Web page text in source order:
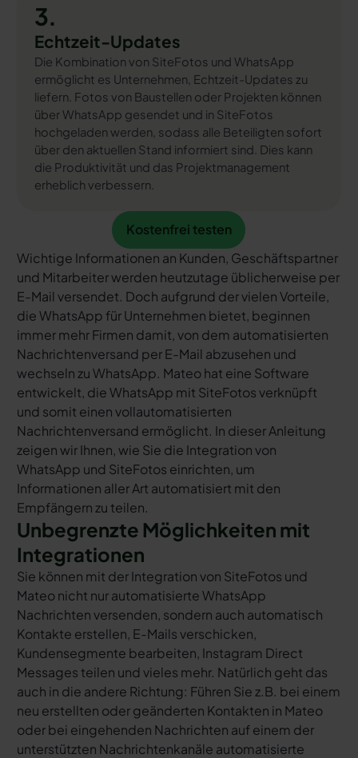
3.
Echtzeit-Updates
Die Kombination von SiteFotos und WhatsApp
ermöglicht es Unternehmen, Echtzeit-Updates zu
liefern. Fotos von Baustellen oder Projekten können
über WhatsApp gesendet und in SiteFotos
hochgeladen werden, sodass alle Beteiligten sofort
über den aktuellen Stand informiert sind. Dies kann
die Produktivität und das Projektmanagement
erheblich verbessern.
Kostenfrei testen
Kostenfrei testen
Wichtige Informationen an Kunden, Geschäftspartner
und Mitarbeiter werden heutzutage üblicherweise per
E-Mail versendet. Doch aufgrund der vielen Vorteile,
die WhatsApp für Unternehmen bietet, beginnen
immer mehr Firmen damit, von dem automatisierten
Nachrichtenversand per E-Mail abzusehen und
wechseln zu WhatsApp. Mateo hat eine Software
entwickelt, die WhatsApp mit SiteFotos verknüpft
und somit einen vollautomatisierten
Nachrichtenversand ermöglicht. In dieser Anleitung
zeigen wir Ihnen, wie Sie die Integration von
WhatsApp und SiteFotos einrichten, um
Informationen aller Art automatisiert mit den
Empfängern zu teilen.
Unbegrenzte Möglichkeiten mit
Integrationen
Sie können mit der Integration von SiteFotos und
Mateo nicht nur automatisierte WhatsApp
Nachrichten versenden, sondern auch automatisch
Kontakte erstellen, E-Mails verschicken,
Kundensegmente bearbeiten, Instagram Direct
Messages teilen und vieles mehr. Natürlich geht das
auch in die andere Richtung: Führen Sie z.B. bei einem
neu erstellten oder geänderten Kontakten in Mateo
oder bei eingehenden Nachrichten auf einem der
unterstützten Nachrichtenkanäle automatisierte